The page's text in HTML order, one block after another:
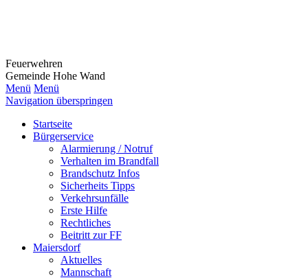
Feuerwehren
Gemeinde Hohe Wand
Menü Menü
Navigation überspringen
Startseite
Bürgerservice
Alarmierung / Notruf
Verhalten im Brandfall
Brandschutz Infos
Sicherheits Tipps
Verkehrsunfälle
Erste Hilfe
Rechtliches
Beitritt zur FF
Maiersdorf
Aktuelles
Mannschaft